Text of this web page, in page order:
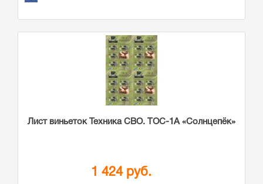
Лист виньеток Техника СВО. ТОС-1А «Солнцепёк»
1 424 руб.